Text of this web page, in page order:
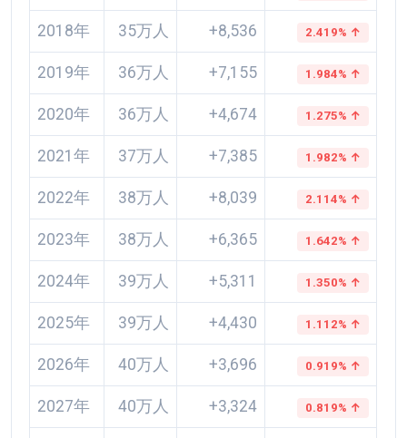
2018年 35万人 +8,536 2.419% ↑
2019年 36万人 +7,155 1.984% ↑
2020年 36万人 +4,674 1.275% ↑
2021年 37万人 +7,385 1.982% ↑
2022年 38万人 +8,039 2.114% ↑
2023年 38万人 +6,365 1.642% ↑
2024年 39万人 +5,311 1.350% ↑
2025年 39万人 +4,430 1.112% ↑
2026年 40万人 +3,696 0.919% ↑
2027年 40万人 +3,324 0.819% ↑